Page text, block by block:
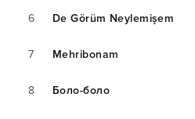
6 De Görüm Neylemişem
7 Mehribonam
8 Боло-боло